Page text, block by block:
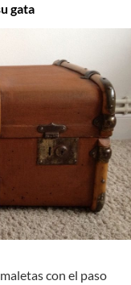
gata
con el paso